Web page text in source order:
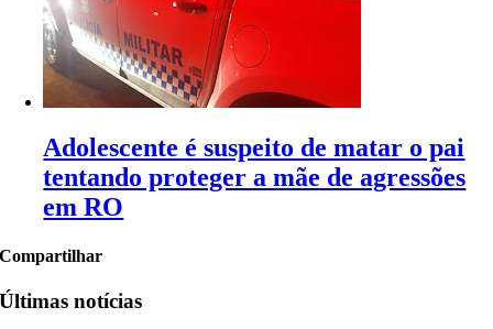
Adolescente é suspeito de matar o pai
tentando proteger a mãe de agressões
em RO
Compartilhar
Últimas notícias